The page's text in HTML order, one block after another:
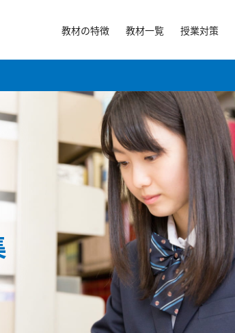
教材の特徴 教材一覧 授業対策